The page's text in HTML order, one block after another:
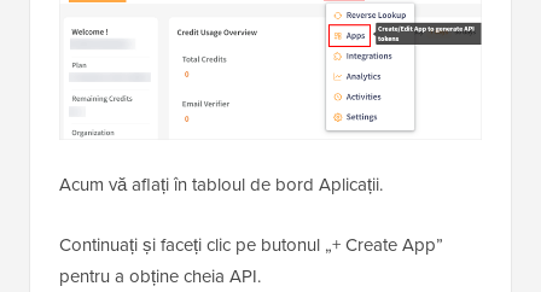
Acum vă aflați în tabloul de bord Aplicații.
Continuați și faceți clic pe butonul „+ Create App”
pentru a obține cheia API.